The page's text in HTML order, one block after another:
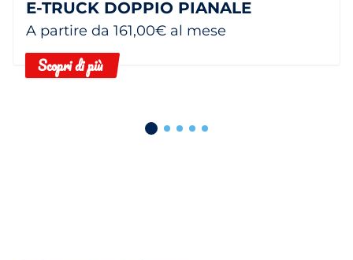
E-TRUCK DOPPIO PIANALE
A partire da 161,00€ al mese
Scopri di più